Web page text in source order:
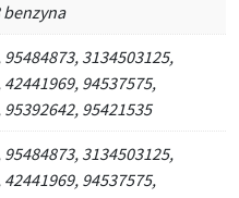
benzyna
95484873, 3134503125,
42441969, 94537575,
95392642, 95421535
95484873, 3134503125,
42441969, 94537575,